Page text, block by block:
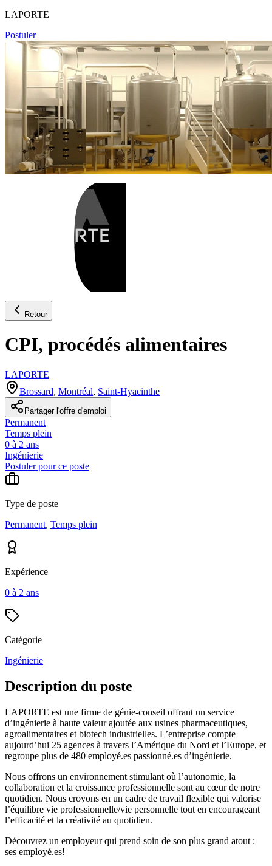
LAPORTE
Postuler
Retour
CPI, procédés alimentaires
LAPORTE
Brossard, Montréal, Saint-Hyacinthe
Partager l'offre d'emploi
Permanent
Temps plein
0 à 2 ans
Ingénierie
Postuler pour ce poste
Type de poste
Permanent, Temps plein
Expérience
0 à 2 ans
Catégorie
Ingénierie
Description du poste
LAPORTE est une firme de génie-conseil offrant un service
d’ingénierie à haute valeur ajoutée aux usines pharmaceutiques,
agroalimentaires et biotech industrielles. L’entreprise compte
aujourd’hui 25 agences à travers l’Amérique du Nord et l’Europe, et
regroupe plus de 480 employé.es passionné.es d’ingénierie.
Nous offrons un environnement stimulant où l’autonomie, la
collaboration et la croissance professionnelle sont au cœur de notre
quotidien. Nous croyons en un cadre de travail flexible qui valorise
l’équilibre vie professionnelle/vie personnelle tout en encourageant
l’efficacité et la créativité au quotidien.
Découvrez un employeur qui prend soin de son plus grand atout :
ses employé.es!